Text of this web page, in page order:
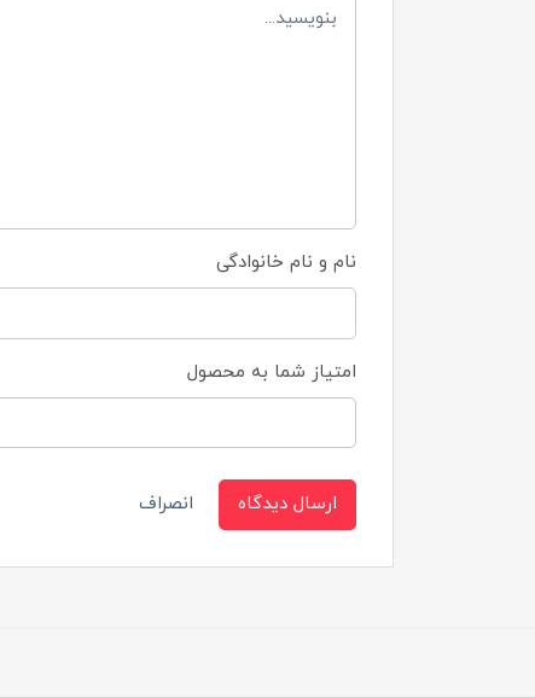
نام و نام خانوادگی
امتیاز شما به محصول
ارسال دیدگاه انصراف